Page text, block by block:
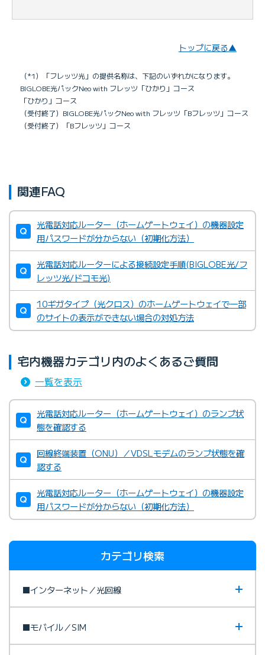
順はチェック1へ
BIGLOBEがレンタル提供してい
る無線LANルーター
BIGLOBEカスタマーサポート テクニカルサポートデスク
フレッツ光のお問い合わせ先
ドコモ光お問い合わせ先
すか
トップに戻る▲
（*1）「フレッツ光」の提供名称は、下記のいずれかになります。
BIGLOBE光パックNeo with フレッツ「ひかり」コース
「ひかり」コース
（受付終了）BIGLOBE光パックNeo with フレッツ「Bフレッツ」コース
（受付終了）「Bフレッツ」コース
関連FAQ
光電話対応ルーター（ホームゲートウェイ）の機器設定
用パスワードが分からない（初期化方法）
光電話対応ルーターによる接続設定手順(BIGLOBE光/フ
レッツ光/ドコモ光)
10ギガタイプ（光クロス）のホームゲートウェイで一部
のサイトの表示ができない場合の対処方法
宅内機器カテゴリ内のよくあるご質問
一覧を表示
光電話対応ルーター（ホームゲートウェイ）のランプ状
態を確認する
回線終端装置（ONU）／VDSLモデムのランプ状態を確
認する
光電話対応ルーター（ホームゲートウェイ）の機器設定
用パスワードが分からない（初期化方法）
カテゴリ検索
■インターネット／光回線
■モバイル／SIM